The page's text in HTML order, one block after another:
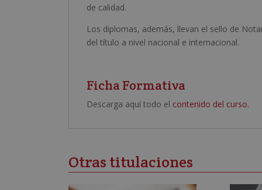
de calidad.
Los diplomas, además, llevan el sello de
del título a nivel nacional e internacional.
Ficha Formativa
Descarga aquí todo el contenido del curso.
Otras titulaciones